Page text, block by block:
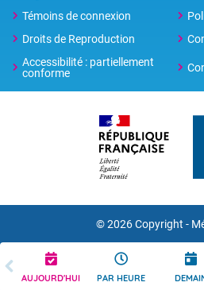
AUJOURD'HUI PAR HEURE
Témoins de connexion
Droits de Reproduction
Accessibilité : partiellement
conforme
© 2026 Copyright -